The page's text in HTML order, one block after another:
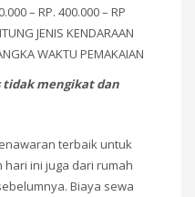
– RP. 400.000 – RP
JENIS KENDARAAN
WAKTU PEMAKAIAN
tidak mengikat dan
terbaik untuk
hari ini juga dari rumah
Biaya sewa